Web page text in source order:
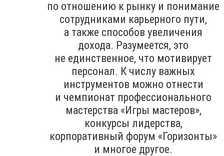
по отношению к рынку и понимание
сотрудниками карьерного пути,
а также способов увеличения
дохода. Разумеется, это
не единственное, что мотивирует
персонал. К числу важных
инструментов можно отнести
и чемпионат профессионального
мастерства «Игры мастеров»,
конкурсы лидерства,
корпоративный форум «Горизонты»
и многое другое.